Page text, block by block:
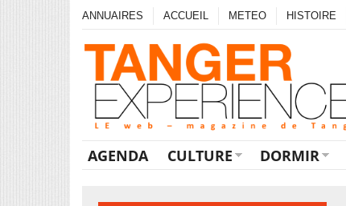
ANNUAIRES ACCUEIL METEO HISTOIRE
AGENDA CULTURE DORMIR